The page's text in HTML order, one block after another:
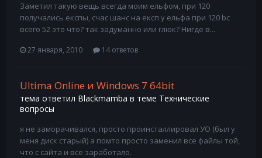
Заметил такую вещь всегда моим ельфом, при 120
получались експы, счас шанс на експ у ельфа при 120 bc
всего 52 это что? так задуманно или глюк? Нигде в...
27 января, 2010 14 ответов
Ultima Online и Windows 7 64bit
тема ответил Blackmamba в теме Технические
вопросы
я не заморачивался, просто проинсталлировал УО (был у
меня диск старый) а помто просто заменил все файлы той,
что с сайта и все заработало.